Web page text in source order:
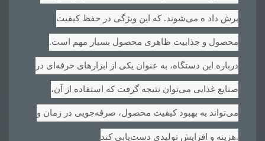
برش داد ه می‌شوند. که این ویژگی در حفظ کیفیت
محصول و جذابیت ظاهری محصول بسیار مهم است.
درباره این دستگاه، به عنوان یکی از ابزارهای حرفه‌ای در
صنایع غذایی می‌توان نتیجه گرفت که استفاده از آن،
می‌تواند به بهبود کیفیت محصول، صرفه‌جویی در زمان و
هزینه و افزایش تولیدی دست‌یابی کند.